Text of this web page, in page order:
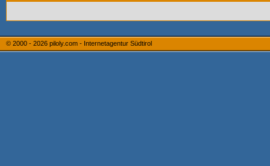
© 2000 - 2026 piloly.com - Internetagentur Südtirol